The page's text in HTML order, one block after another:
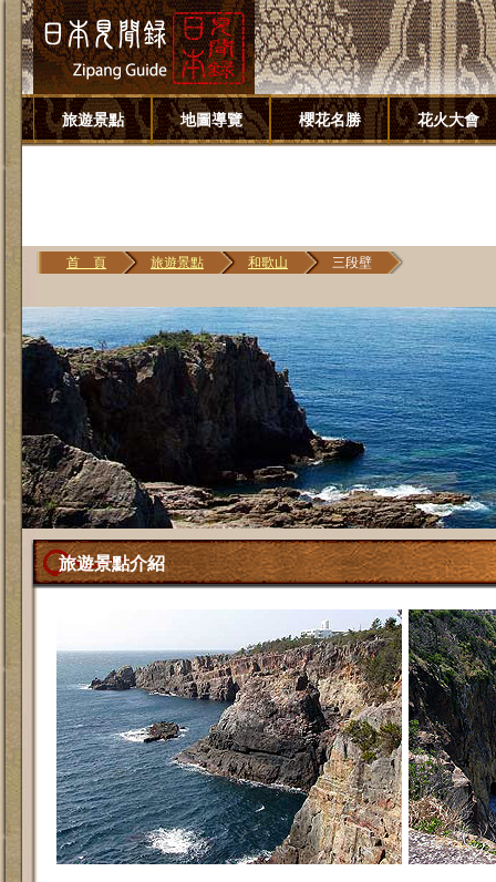
旅遊景點 地圖導覽 櫻花名勝 花火大會
首 頁 旅遊景點 和歌山 三段壁
旅遊景點介紹